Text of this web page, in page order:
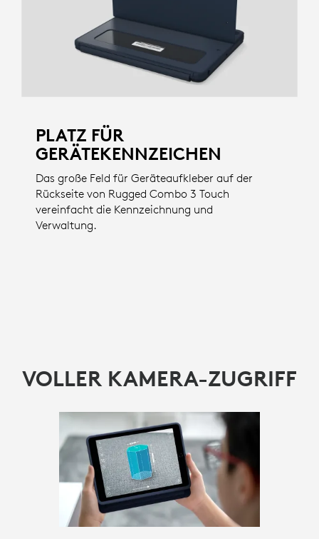
PLATZ FÜR
GERÄTEKENNZEICHEN
Das große Feld für Geräteaufkleber auf der
Rückseite von Rugged Combo 3 Touch
vereinfacht die Kennzeichnung und
Verwaltung.
VOLLER KAMERA-ZUGRIFF